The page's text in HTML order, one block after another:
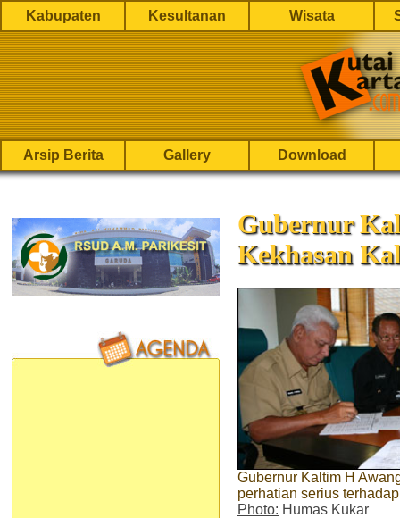
Kabupaten Kesultanan Wisata
Arsip Berita Gallery Download
Gubernur
Kekhasan
Gubernur Kaltim H
perhatian serius
Photo: Humas Kukar